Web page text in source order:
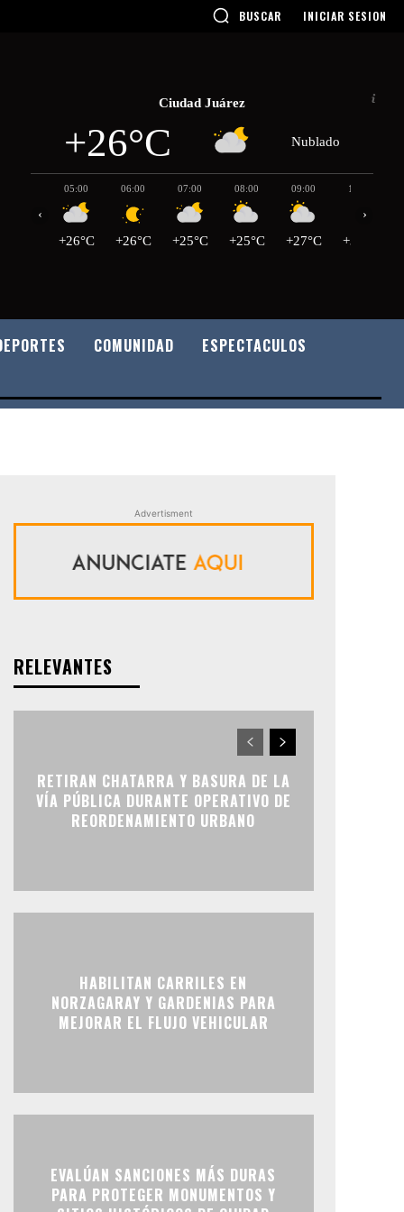
BUSCAR INICIAR SESION
Ciudad Juárez
+26°C Nublado
05:00
+26°C
06:00
+26°C
07:00
+25°C
08:00
+25°C
09:00
+27°C
10:00
+30°C
‹ ›
COMUNIDAD
ESPECTACULOS
Advertisment
RELEVANTES
RETIRAN CHATARRA Y BASURA DE LA
VÍA PÚBLICA DURANTE OPERATIVO DE
REORDENAMIENTO URBANO
HABILITAN CARRILES EN
NORZAGARAY Y GARDENIAS PARA
MEJORAR EL FLUJO VEHICULAR
EVALÚAN SANCIONES MÁS DURAS
PARA PROTEGER MONUMENTOS Y